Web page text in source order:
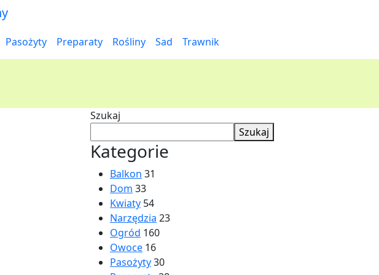
Pasożyty Preparaty Rośliny Sad Trawnik
Szukaj
Szukaj
Kategorie
Balkon 31
Dom 33
Kwiaty 54
Narzędzia 23
Ogród 160
Owoce 16
Pasożyty30